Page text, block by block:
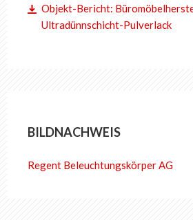
Objekt-Bericht:
Ultradünnschicht-Pulverlack
BILDNACHWEIS
Regent Beleuchtungskörper AG